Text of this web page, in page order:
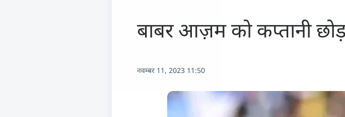
बाबर आज़म को कप्तानी
नवम्बर 11, 2023 11:50